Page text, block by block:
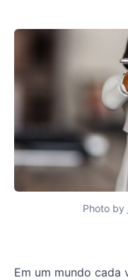
Photo by
Celebridades AI: O
Em um mundo cada